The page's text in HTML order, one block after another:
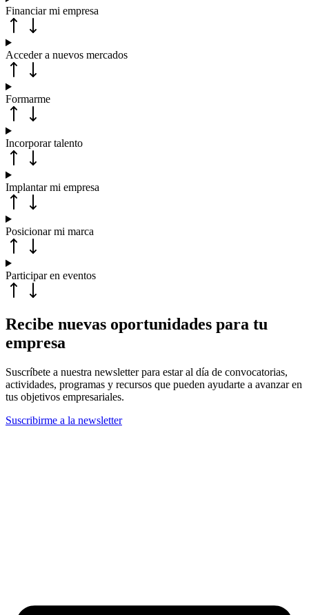
Financiar mi empresa
Acceder a nuevos mercados
Formarme
Incorporar talento
Implantar mi empresa
Posicionar mi marca
Participar en eventos
Recibe nuevas oportunidades para tu
empresa
Suscríbete a nuestra newsletter para estar al día de convocatorias,
actividades, programas y recursos que pueden ayudarte a avanzar en
tus objetivos empresariales.
Suscribirme a la newsletter